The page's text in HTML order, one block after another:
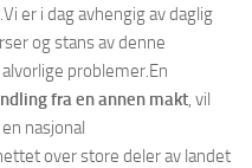
er i dag avhengig av daglig
og stans av denne
problemer.En
fra en annen makt , vil
nasjonal
over store deler av landet